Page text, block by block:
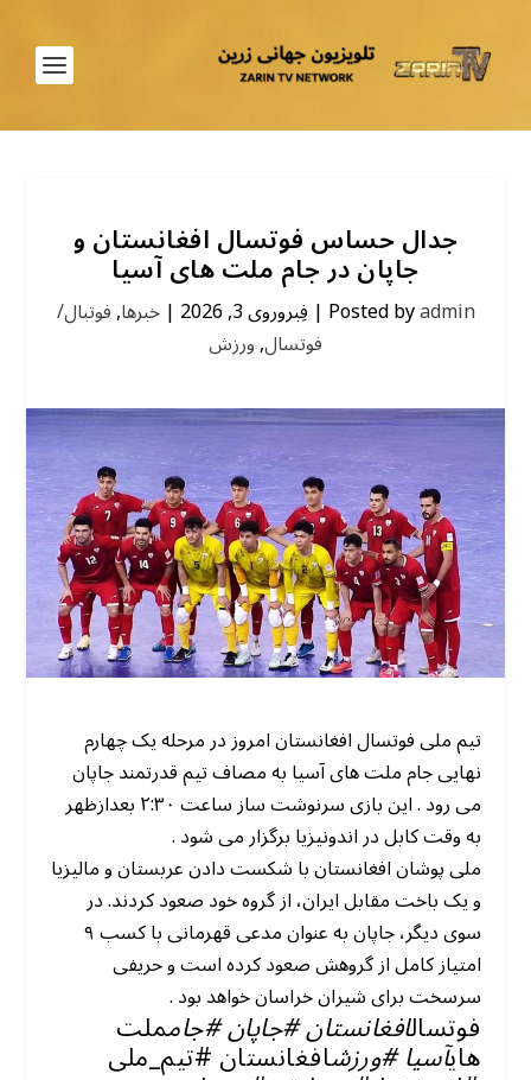
جدال حساس فوتسال افغانستان و
جاپان در جام ملت های آسیا
Posted byadmin
| فِبروروی 3, 2026 |خبرها,فوتبال/
فوتسال,ورزش
تیم ملی فوتسال افغانستان امروز در مرحله یک چهارم
نهایی جام ملت های آسیا به مصاف تیم قدرتمند جاپان
می رود . این بازی سرنوشت ساز ساعت ۲:۳۰ بعدازظهر
به وقت کابل در اندونیزیا برگزار می شود .
ملی پوشان افغانستان با شکست دادن عربستان و مالیزیا
و یک باخت مقابل ایران، از گروه خود صعود کردند. در
سوی دیگر، جاپان به عنوان مدعی قهرمانی با کسب ۹
امتیاز کامل از گروهش صعود کرده است و حریفی
سرسخت برای شیران خراسان خواهد بود .
فوتسالافغانستان #جاپان #جامملت
هایآسیا #ورزشافغانستان #تیم_ملی